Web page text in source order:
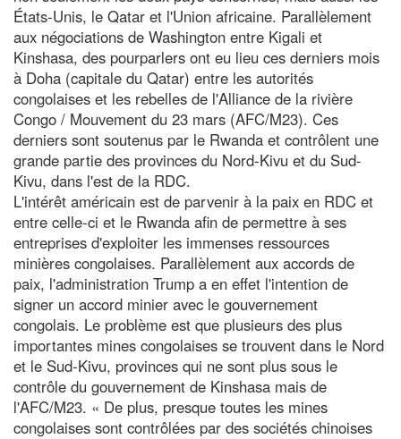
États-Unis, le Qatar et l'Union africaine. Parallèlement
aux négociations de Washington entre Kigali et
Kinshasa, des pourparlers ont eu lieu ces derniers mois
à Doha (capitale du Qatar) entre les autorités
congolaises et les rebelles de l'Alliance de la rivière
Congo / Mouvement du 23 mars (AFC/M23). Ces
derniers sont soutenus par le Rwanda et contrôlent une
grande partie des provinces du Nord-Kivu et du Sud-
Kivu, dans l'est de la RDC.
L'intérêt américain est de parvenir à la paix en RDC et
entre celle-ci et le Rwanda afin de permettre à ses
entreprises d'exploiter les immenses ressources
minières congolaises. Parallèlement aux accords de
paix, l'administration Trump a en effet l'intention de
signer un accord minier avec le gouvernement
congolais. Le problème est que plusieurs des plus
importantes mines congolaises se trouvent dans le Nord
et le Sud-Kivu, provinces qui ne sont plus sous le
contrôle du gouvernement de Kinshasa mais de
l'AFC/M23. « De plus, presque toutes les mines
congolaises sont contrôlées par des sociétés chinoises